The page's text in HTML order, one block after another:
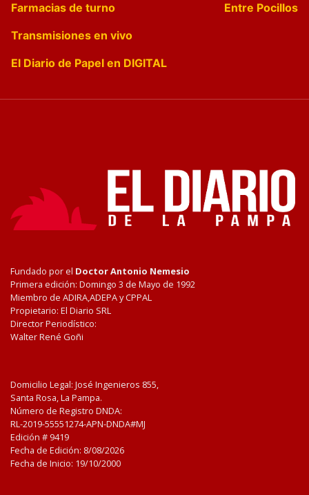
Farmacias de turno
Entre Pocillos
Transmisiones en vivo
El Diario de Papel en DIGITAL
Fundado por el Doctor Antonio Nemesio
Primera edición: Domingo 3 de Mayo de 1992
Miembro de ADIRA,ADEPA y CPPAL
Propietario: El Diario SRL
Director Periodístico:
Walter René Goñi
Domicilio Legal: José Ingenieros 855,
Santa Rosa, La Pampa.
Número de Registro DNDA:
RL-2019-55551274-APN-DNDA#MJ
Edición # 9419
Fecha de Edición: 8/08/2026
Fecha de Inicio: 19/10/2000